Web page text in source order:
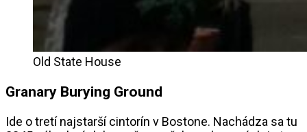
Old State House
Granary Burying Ground
Ide o tretí najstarší cintorín v Bostone. Nachádza sa tu